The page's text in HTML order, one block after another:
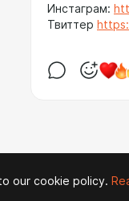
Инстаграм:
Твиттер
our cookie policy.